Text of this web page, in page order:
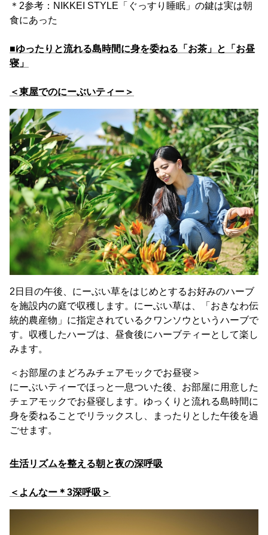
＊2参考：NIKKEI STYLE「ぐっすり睡眠」の鍵は実は朝
食にあった
■ゆったりと流れる島時間に身を委ねる「お茶」と「お昼
寝」
＜東屋でのにーぶいティー＞
2日目の午後、にーぶい草をはじめとするお好みのハーブ
を施設内の庭で収穫します。にーぶい草は、「おきなわ伝
統的農産物」に指定されているクワンソウというハーブで
す。収穫したハーブは、昼食後にハーブティーとして楽し
みます。
＜お部屋のまどろみチェアモックでお昼寝＞
にーぶいティーでほっと一息ついた後、お部屋に用意した
チェアモックでお昼寝します。ゆっくりと流れる島時間に
身を委ねることでリラックスし、まったりとした午後を過
ごせます。
生活リズムを整える朝と夜の深呼吸
＜よんなー＊3深呼吸＞